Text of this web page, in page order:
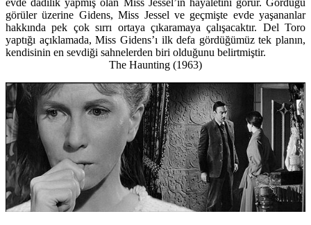
evde dadılık yapmış olan Miss Jessel’in hayaletini görür. Gördüğü
görüler üzerine Gidens, Miss Jessel ve geçmişte evde yaşananlar
hakkında pek çok sırrı ortaya çıkaramaya çalışacaktır. Del Toro
yaptığı açıklamada, Miss Gidens’ı ilk defa gördüğümüz tek planın,
kendisinin en sevdiği sahnelerden biri olduğunu belirtmiştir.
The Haunting (1963)